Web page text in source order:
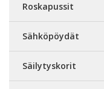
Roskapussit
Sähköpöydät
Säilytyskorit